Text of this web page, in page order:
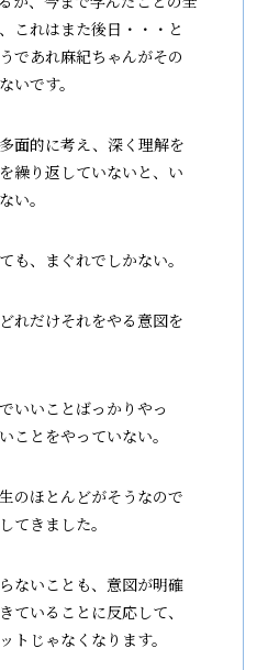
これはまた後日・・・と
であれ麻紀ちゃんがその
いです。
面的に考え、深く理解を
繰り返していないと、い
い。
も、まぐれでしかない。
れだけそれをやる意図を
いいことばっかりやっ
ことをやっていない。
のほとんどがそうなので
てきました。
ないことも、意図が明確
ていることに反応して、
トじゃなくなります。